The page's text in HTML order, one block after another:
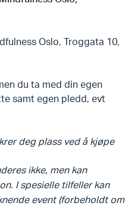
Oslo, Troggata 10,
du ta med din egen
samt egen pledd, evt
deg plass ved å kjøpe
ikke, men kan
I spesielle tilfeller kan
event (forbeholdt om